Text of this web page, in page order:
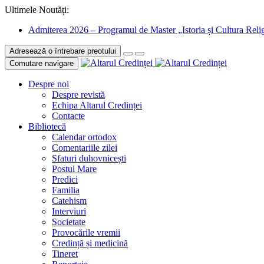
Ultimele Noutăți:
Admiterea 2026 – Programul de Master „Istoria și Cultura
Adresează o întrebare preotului
Comutare navigare
Despre noi
Despre revistă
Echipa Altarul Credinței
Contacte
Bibliotecă
Calendar ortodox
Comentariile zilei
Sfaturi duhovnicești
Postul Mare
Predici
Familia
Catehism
Interviuri
Societate
Provocările vremii
Credință și medicină
Tineret